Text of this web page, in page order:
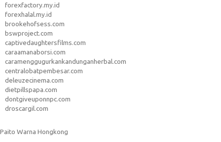
forexfactory.my.id
forexhalal.my.id
brookehofsess.com
bswproject.com
captivedaughtersfilms.com
caraamanaborsi.com
caramenggugurkankandunganherbal.com
centralobatpembesar.com
deleuzecinema.com
dietpillspapa.com
dontgiveuponnpc.com
droscargil.com
Paito Warna Hongkong